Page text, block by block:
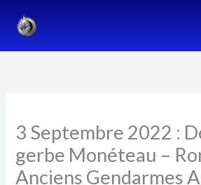
3 Septembre 2022 :
gerbe Monéteau –
Anciens Gendarmes